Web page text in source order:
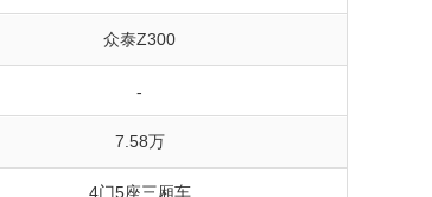
众泰Z300
-
7.58万
4门5座三厢车